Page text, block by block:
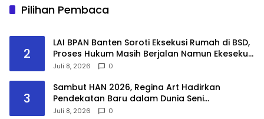
Pilihan Pembaca
2
LAI BPAN Banten Soroti Eksekusi Rumah di BSD,
Proses Hukum Masih Berjalan Namun Ekesekusi
Tetap Dilaksanakan “Keadilan Tidak Boleh
Menyentuh Substansi Perkara”
Juli 8, 2026 0
3
Sambut HAN 2026, Regina Art Hadirkan
Pendekatan Baru dalam Dunia Seni
Pertunjukkan melalui Pementasan Fantasy
Juli 8, 2026 0